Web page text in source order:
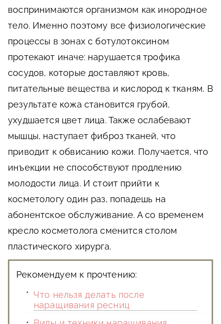
воспринимаются организмом как инородное
тело. Именно поэтому все физиологические
процессы в зонах с ботулотоксином
протекают иначе: нарушается трофика
сосудов, которые доставляют кровь,
питательные вещества и кислород к тканям. В
результате кожа становится грубой,
ухудшается цвет лица. Также ослабевают
мышцы, наступает фиброз тканей, что
приводит к обвисанию кожи. Получается, что
инъекции не способствуют продлению
молодости лица. И стоит прийти к
косметологу один раз, попадешь на
абонентское обслуживание. А со временем
кресло косметолога сменится столом
пластического хирурга.
Рекомендуем к прочтению:
Что нельзя делать после
наращивания ресниц